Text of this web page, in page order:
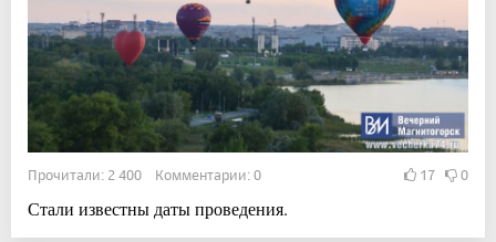
Прочитали: 2 400 Комментарии: 0 17 0
Стали известны даты проведения.